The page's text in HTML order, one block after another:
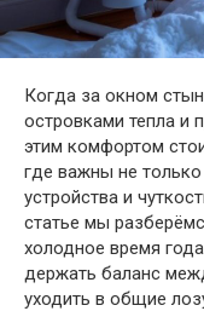
Когда за окном
островками тепла и
этим комфортом
где важны не только
устройства и
статье мы
холодное время
держать баланс
уходить в общие